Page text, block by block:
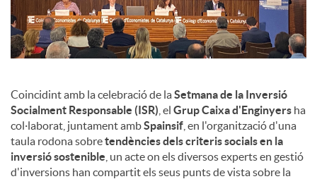
Coincidint amb la celebració de laSetmana de la Inversió
Socialment Responsable (ISR) , el Grup Caixa d'Enginyers ha
col·laborat, juntament ambSpainsif , en l'organització d'una
taula rodona sobretendències dels criteris socials en la
inversió sostenible , un acte on els diversos experts en gestió
d'inversions han compartit els seus punts de vista sobre la